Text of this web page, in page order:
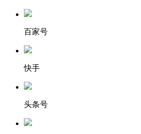
百家号
快手
头条号